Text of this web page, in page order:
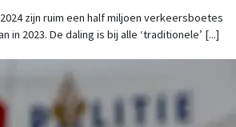
2024 zijn ruim een half miljoen verkeersboetes
in 2023. De daling is bij alle ‘traditionele’ [...]